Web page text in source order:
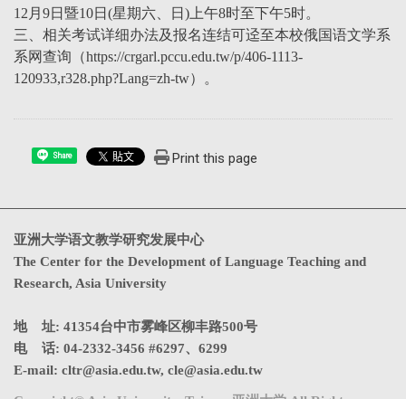
12月9日暨10日(星期六、日)上午8时至下午5时。
三、相关考试详细办法及报名连结可迳至本校俄国语文学系
系网查询（https://crgarl.pccu.edu.tw/p/406-1113-
120933,r328.php?Lang=zh-tw）。
Share Print this page
亚洲大学语文教学研究发展中心
The Center for the Development of Language Teaching and
Research, Asia University
地 址: 41354台中市雾峰区柳丰路500号
电 话: 04-2332-3456 #6297、6299
E-mail: cltr@asia.edu.tw, cle@asia.edu.tw